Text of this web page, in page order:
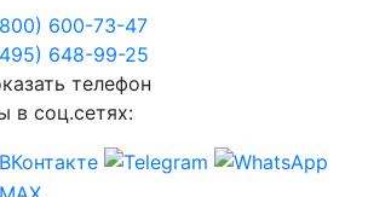
600-73-47
648-99-25
телефон
в соц.сетях: